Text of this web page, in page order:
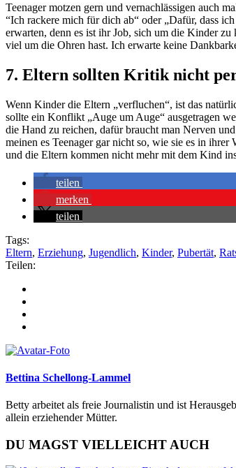
Teenager motzen gern und vernachlässigen auch
“Ich rackere mich für dich ab“ oder „Dafür, dass
erwarten, denn es ist ihr Job, sich um die Kinder
viel um die Ohren hast. Ich erwarte keine
7. Eltern sollten Kritik nicht
Wenn Kinder die Eltern „verfluchen“, ist das
sollte ein Konflikt „Auge um Auge“ ausgetragen
die Hand zu reichen, dafür braucht man Nerven
meinen es Teenager gar nicht so, wie sie es in
und die Eltern kommen nicht mehr mit dem Kind
teilen
merken
teilen
Tags:
Eltern, Erziehung, Jugendlich, Kinder, Pubertät,
Teilen:
Bettina Schellong-Lammel
Betty arbeitet als freie Journalistin und ist
allein erziehender Mütter.
DU MAGST VIELLEICHT AUCH